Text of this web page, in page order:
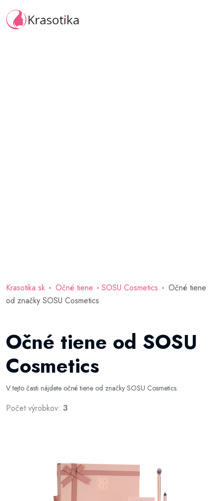
Krasotika.sk Očné tiene SOSU Cosmetics
Očné tiene
od značky SOSU Cosmetics
Očné tiene od SOSU
Cosmetics
V tejto časti nájdete očné tiene od značky SOSU Cosmetics.
Počet výrobkov: 3